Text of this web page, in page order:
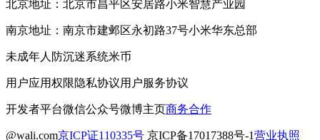
北京地址：北京市昌平区安居路小米智慧产业园
南京地址：南京市建邺区永初路37号小米华东总部
未成年人防沉迷系统米币
用户应用权限隐私协议用户服务协议
开发者平台微信公众号微博主页商务合作
@wali.com京ICP证110335号 京ICP备17017388号-1营业执照